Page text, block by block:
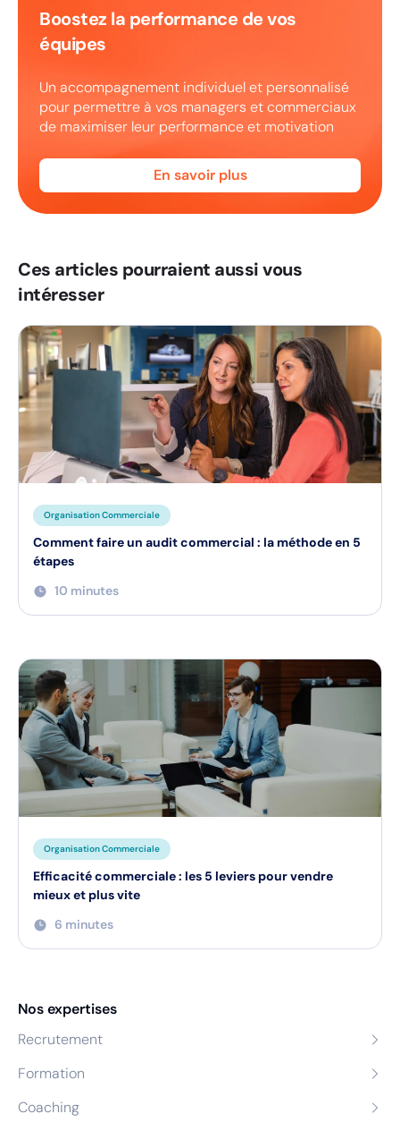
Boostez la performance de vos
équipes
Un accompagnement individuel et personnalisé
pour permettre à vos managers et commerciaux
de maximiser leur performance et motivation
En savoir plus
Ces articles pourraient aussi vous
intéresser
Organisation Commerciale
Comment faire un audit commercial : la méthode en 5
étapes
10 minutes
Organisation Commerciale
Efficacité commerciale : les 5 leviers pour vendre
mieux et plus vite
6 minutes
Nos expertises
Recrutement
Formation
Coaching